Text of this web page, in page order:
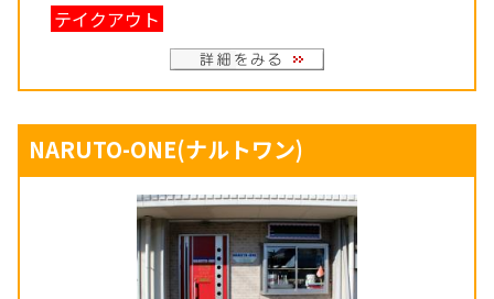
テイクアウト
NARUTO-ONE(ナルトワン)